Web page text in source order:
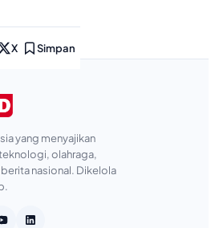
X Simpan
yang menyajikan
olahraga,
nasional. Dikelola